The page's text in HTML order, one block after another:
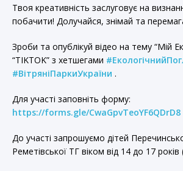
Твоя креативність заслуговує на
побачити! Долучайся, знімай та
Зроби та опублікуй відео на тему “Мій
“TIKTOK” з хетшегами
#ВітряніПаркиУкраїни .
Для участі заповніть форму:
https://forms.gle/CwaGpvTeoYF6QDrD8
До участі запрошуємо дітей
Реметівської ТГ віком від 14 до 17